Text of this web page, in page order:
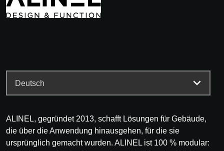
ALINEL, gegründet 2013, schafft Lösungen für Gebäude,
die über die Anwendung hinausgehen, für die sie
ursprünglich gemacht wurden. ALINEL ist 100 % modular: